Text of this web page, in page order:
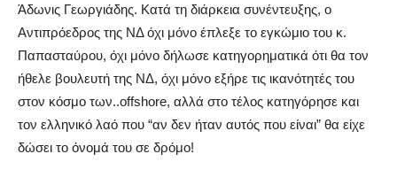
Άδωνις Γεωργιάδης. Κατά τη διάρκεια συνέντευξης, ο
Αντιπρόεδρος της ΝΔ όχι μόνο έπλεξε το εγκώμιο του κ.
Παπασταύρου, όχι μόνο δήλωσε κατηγορηματικά ότι θα τον
ήθελε βουλευτή της ΝΔ, όχι μόνο εξήρε τις ικανότητές του
στον κόσμο των..offshore, αλλά στο τέλος κατηγόρησε και
τον ελληνικό λαό που “αν δεν ήταν αυτός που είναι” θα είχε
δώσει το όνομά του σε δρόμο!